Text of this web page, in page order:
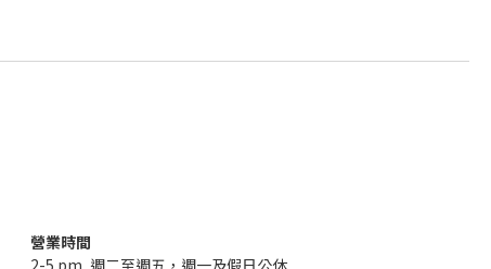
營業時間
2-5 pm, 週二至週五，週一及假日公休